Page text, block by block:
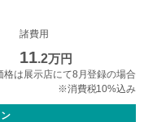
諸費用
11.2万円
は展示店にて8月登録の場合
※消費税10%込み